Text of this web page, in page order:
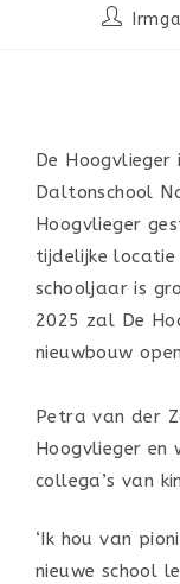
De
Daltonschool
Hoogvlieger
tijdelijke
schooljaar is
2025 zal De
nieuwbouw
Petra van der
Hoogvlieger en
collega’s van
‘Ik hou van
nieuwe school